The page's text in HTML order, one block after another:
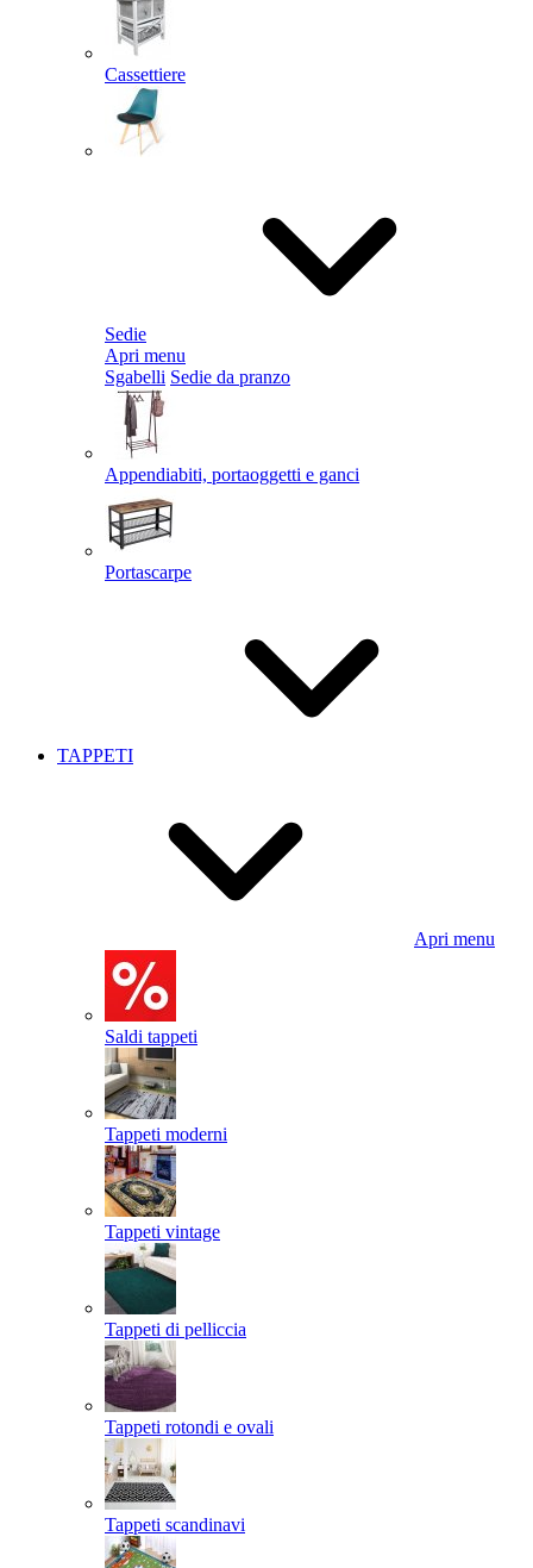
Cassettiere
Sedie
Apri menu
Sgabelli Sedie da pranzo
Appendiabiti, portaoggetti e ganci
Portascarpe
TAPPETI
Apri menu
Saldi tappeti
Tappeti moderni
Tappeti vintage
Tappeti di pelliccia
Tappeti rotondi e ovali
Tappeti scandinavi